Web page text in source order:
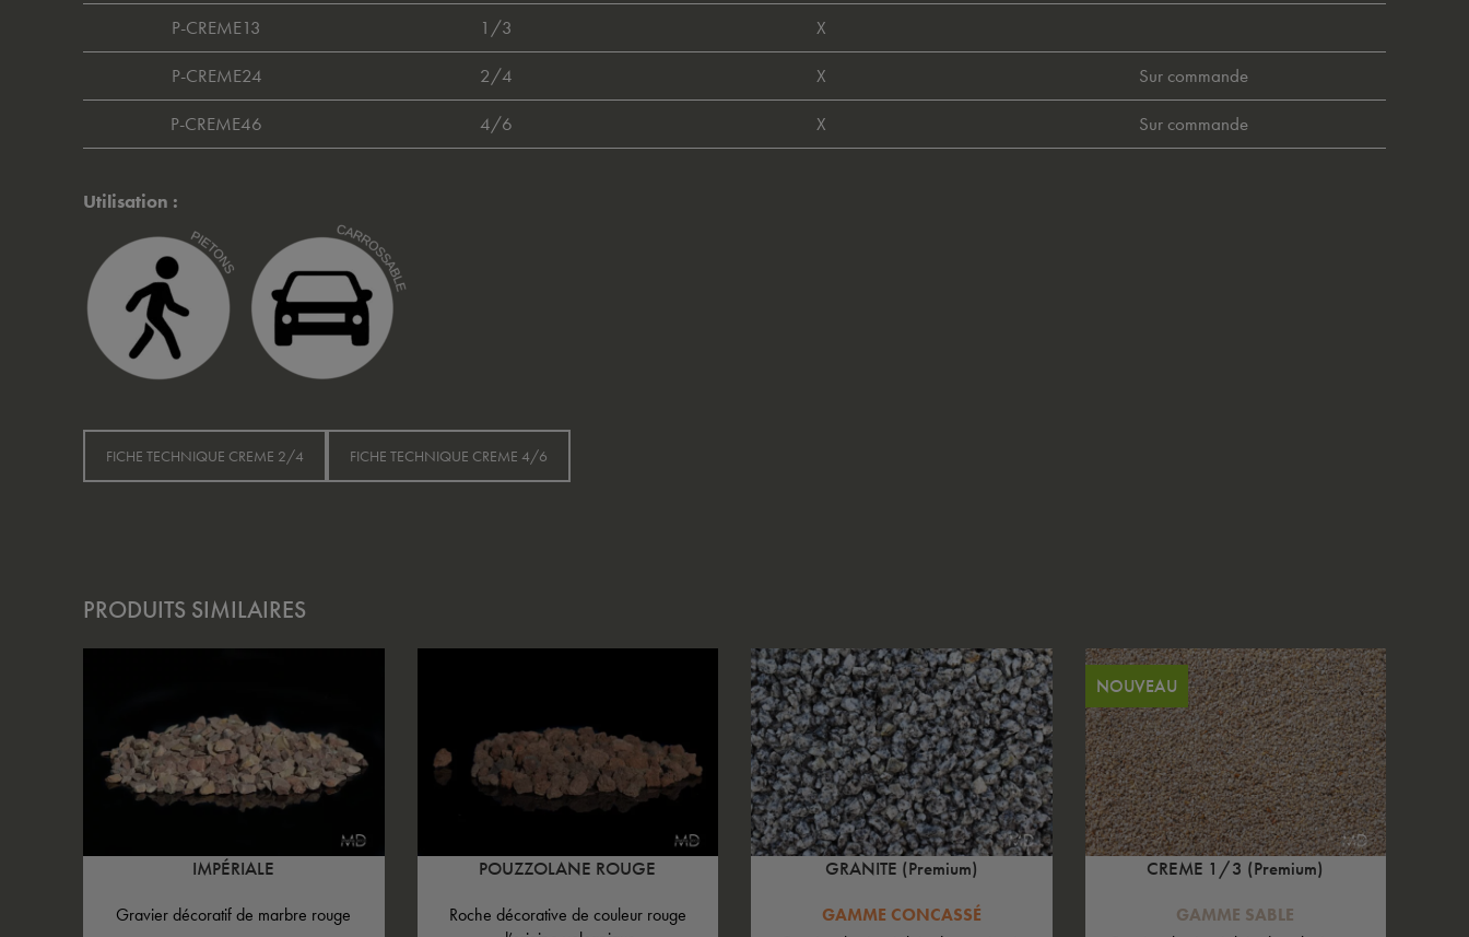
P-CREME13
1/3
X
P-CREME24
2/4 X
Sur commande
P-CREME46
4/6 X Sur commande
Utilisation :
FICHE TECHNIQUE CREME 2/4 FICHE TECHNIQUE CREME 4/6
PRODUITS SIMILAIRES
IMPÉRIALE
Gravier décoratif de marbre rouge
POUZZOLANE ROUGE
Roche décorative de couleur rouge
GRANITE (Premium)
GAMME CONCASSÉ
NOUVEAU
CREME 1/3 (Premium)
GAMME SABLE